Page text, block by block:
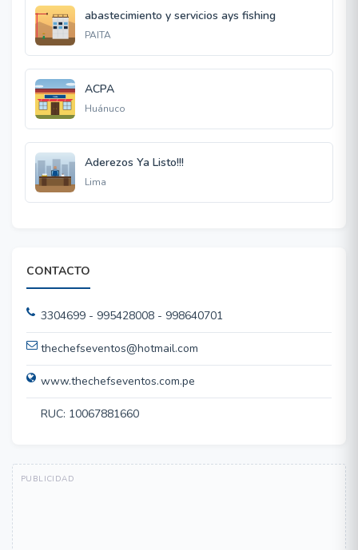
abastecimiento y servicios ays fishing
PAITA
ACPA
Huánuco
Aderezos Ya Listo!!!
Lima
CONTACTO
3304699 - 995428008 - 998640701
thechefseventos@hotmail.com
www.thechefseventos.com.pe
RUC: 10067881660